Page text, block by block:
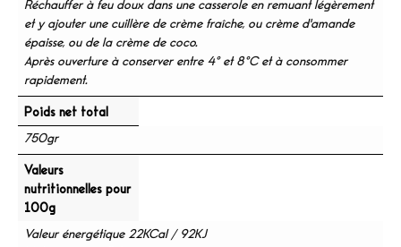
Réchauffer à feu doux dans une casserole en remuant légèrement
et y ajouter une cuillère de crème fraîche, ou crème d'amande
épaisse, ou de la crème de coco.
Après ouverture à conserver entre 4° et 8°C et à consommer
rapidement.
Poids net total
750gr
Valeurs
nutritionnelles pour
100g
Valeur énergétique 22KCal / 92KJ